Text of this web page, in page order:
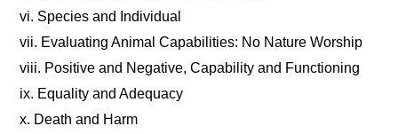
vi. Species and Individual
vii. Evaluating Animal Capabilities: No Nature Worship
viii. Positive and Negative, Capability and Functioning
ix. Equality and Adequacy
x. Death and Harm